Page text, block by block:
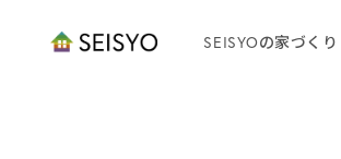
SEISYOの家づくり